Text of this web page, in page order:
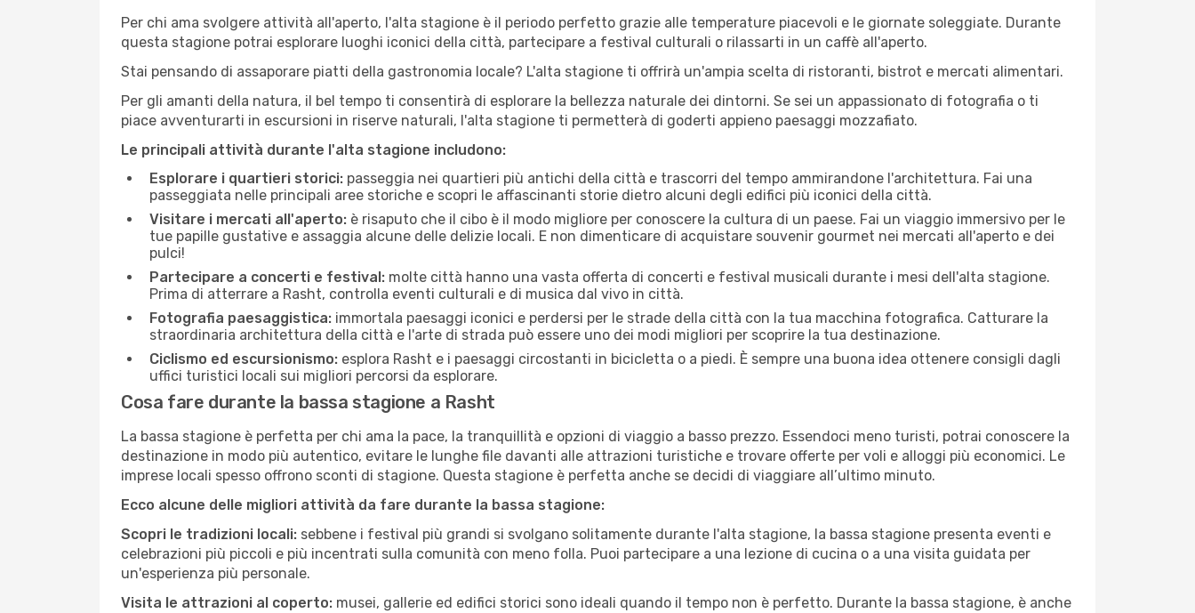
Per chi ama svolgere attività all'aperto, l'alta stagione è il periodo perfetto grazie alle temperature piacevoli e le giornate soleggiate. Durante
questa stagione potrai esplorare luoghi iconici della città, partecipare a festival culturali o rilassarti in un caffè all'aperto.
Stai pensando di assaporare piatti della gastronomia locale? L'alta stagione ti offrirà un'ampia scelta di ristoranti, bistrot e mercati alimentari.
Per gli amanti della natura, il bel tempo ti consentirà di esplorare la bellezza naturale dei dintorni. Se sei un appassionato di fotografia o ti
piace avventurarti in escursioni in riserve naturali, l'alta stagione ti permetterà di goderti appieno paesaggi mozzafiato.
Le principali attività durante l'alta stagione includono:
Esplorare i quartieri storici: passeggia nei quartieri più antichi della città e trascorri del tempo ammirandone l'architettura. Fai una
passeggiata nelle principali aree storiche e scopri le affascinanti storie dietro alcuni degli edifici più iconici della città.
Visitare i mercati all'aperto: è risaputo che il cibo è il modo migliore per conoscere la cultura di un paese. Fai un viaggio immersivo per le
tue papille gustative e assaggia alcune delle delizie locali. E non dimenticare di acquistare souvenir gourmet nei mercati all'aperto e dei
pulci!
Partecipare a concerti e festival: molte città hanno una vasta offerta di concerti e festival musicali durante i mesi dell'alta stagione.
Prima di atterrare a Rasht, controlla eventi culturali e di musica dal vivo in città.
Fotografia paesaggistica: immortala paesaggi iconici e perdersi per le strade della città con la tua macchina fotografica. Catturare la
straordinaria architettura della città e l'arte di strada può essere uno dei modi migliori per scoprire la tua destinazione.
Ciclismo ed escursionismo: esplora Rasht e i paesaggi circostanti in bicicletta o a piedi. È sempre una buona idea ottenere consigli dagli
uffici turistici locali sui migliori percorsi da esplorare.
Cosa fare durante la bassa stagione a Rasht
La bassa stagione è perfetta per chi ama la pace, la tranquillità e opzioni di viaggio a basso prezzo. Essendoci meno turisti, potrai conoscere la
destinazione in modo più autentico, evitare le lunghe file davanti alle attrazioni turistiche e trovare offerte per voli e alloggi più economici. Le
imprese locali spesso offrono sconti di stagione. Questa stagione è perfetta anche se decidi di viaggiare all’ultimo minuto.
Ecco alcune delle migliori attività da fare durante la bassa stagione:
Scopri le tradizioni locali: sebbene i festival più grandi si svolgano solitamente durante l'alta stagione, la bassa stagione presenta eventi e
celebrazioni più piccoli e più incentrati sulla comunità con meno folla. Puoi partecipare a una lezione di cucina o a una visita guidata per
un'esperienza più personale.
Visita le attrazioni al coperto: musei, gallerie ed edifici storici sono ideali quando il tempo non è perfetto. Durante la bassa stagione, è anche